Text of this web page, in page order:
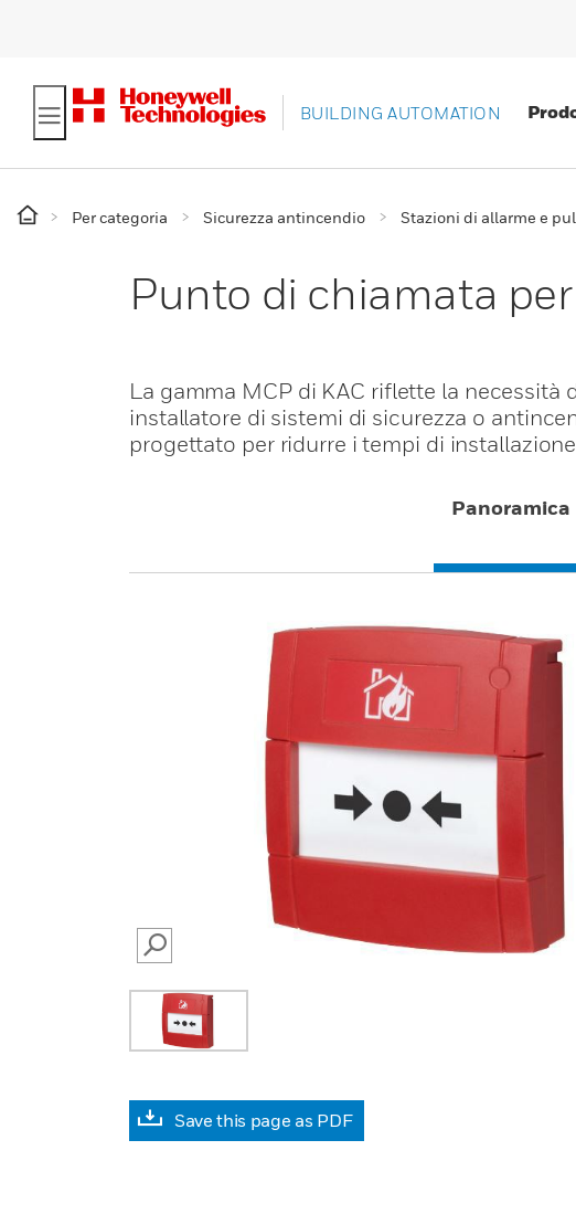
BUILDING AUTOMATION
Per categoria Sicurezza antincendio Stazioni di allarme e
Punto di chiamata
La gamma MCP di KAC riflette la
installatore di sistemi di sicurezza o
progettato per ridurre i tempi di
Panoramica
SEARCH
Save this page as PDF